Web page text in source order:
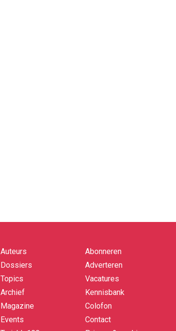
Quick
links
Auteurs
Dossiers
Topics
Archief
Magazine
Events
Abonneren
Adverteren
Vacatures
Kennisbank
Colofon
Contact